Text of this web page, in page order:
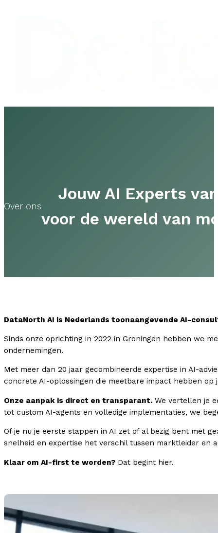
Over ons
Jouw AI Experts
voor de wereld van
DataNorth AI is Nederlands toonaangevende AI-
Sinds onze oprichting in 2022 in Groningen hebben we
ondernemingen.
Met meer dan 20 jaar gecombineerde expertise in AI-
concrete AI-oplossingen die meetbare impact hebben op
Onze aanpak is direct en transparant. We vertellen je
tot custom AI-agents en volledige implementaties, we
Of je nu je eerste stappen in AI zet of al bezig bent met
snelheid en expertise het verschil tussen marktleider en
Klaar om AI-first te worden? Dat begint hier.